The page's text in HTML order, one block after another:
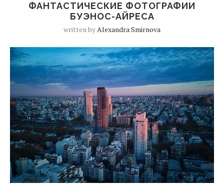
ФАНТАСТИЧЕСКИЕ ФОТОГРАФИИ
БУЭНОС-АЙРЕСА
written byAlexandra Smirnova